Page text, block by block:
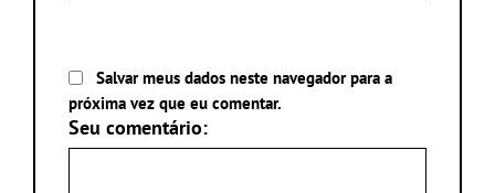
Salvar meus dados neste navegador para a
próxima vez que eu comentar.
Seu comentário: